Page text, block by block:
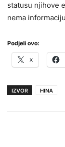
statusu njihove
nema
Podjeli ovo:
X
IZVOR HINA